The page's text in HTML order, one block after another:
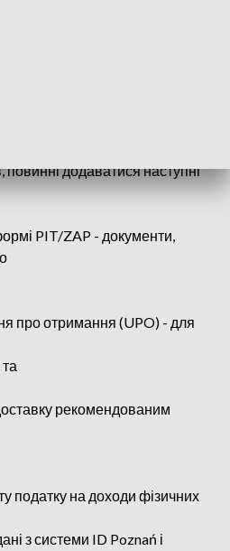
повинні додаватися наступні
PIT/ZAP - документи,
про отримання (UPO) - для
рекомендованим
податку на доходи фізичних
з системи ID Poznań і